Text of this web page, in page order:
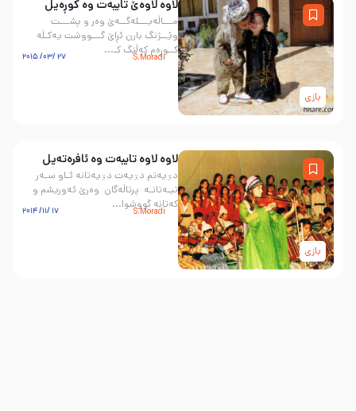
بازی
لاوە لاوەێ تایبەت وە کوڕەیل
مـــاڵه‌یـــله‌گــه‌ێ وه‌ر و پشـــت
وێــژنگ بارن ئڕاێ گـــووشت یه‌كـڵه‌
كــوڕه‌م كه‌ڵێگ كـ...
S.Moradi
27 /03/ 2015
بازی
لاوە لاوە تایبەت وە ئافرەتەیل
دۊیە‌تم دۊیه‌ت دۊیه‌تانه‌ ئـاو سـه‌ر
تیـه‌تانـه‌ پرتاڵەگان وەرێ ئەوریشم و
کەتانە گووشوا...
S.Moradi
17 /11/ 2014